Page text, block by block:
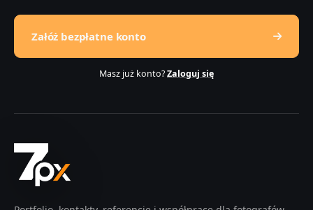
Załóż bezpłatne konto
Masz już konto?Zaloguj się